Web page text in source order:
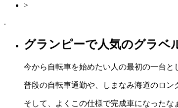
>
.
グランピーで人気のグラベ
今から自転車を始めたい人の最初の一台と
普段の自転車通勤や、しまなみ海道のロン
そして、よくこの仕様で完成車になったな